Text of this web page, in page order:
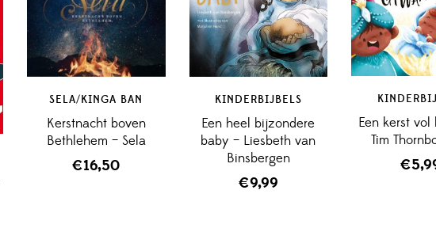
SELA/KINGA BAN
Kerstnacht boven
Bethlehem – Sela
€16,50
KINDERBIJBELS
Een heel bijzondere
baby – Liesbeth van
Binsbergen
€9,99
Een kerst
Tim
€